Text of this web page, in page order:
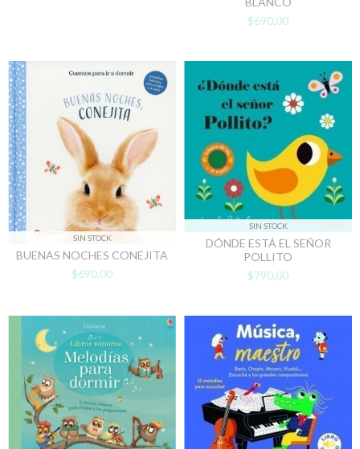
$690,00
SIN STOCK
BUENAS NOCHES CONEJITA
$690,00
SIN STOCK
DÓNDE ESTÁ EL SEÑOR
POLLITO
$790,00